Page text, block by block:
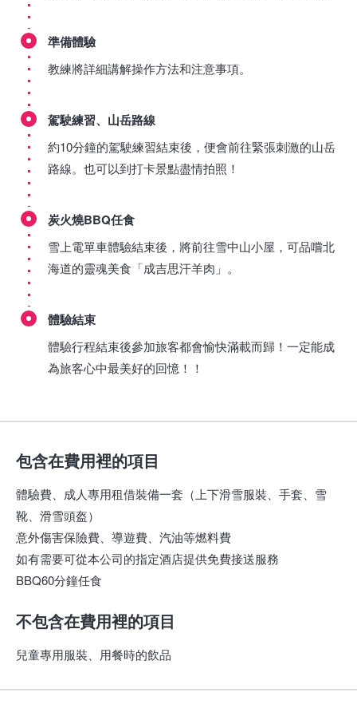
準備體驗
教練將詳細講解操作方法和注意事項。
駕駛練習、山岳路線
約10分鐘的駕駛練習結束後，便會前往緊張刺激的山岳
路線。也可以到打卡景點盡情拍照！
炭火燒BBQ任食
雪上電單車體驗結束後，將前往雪中山小屋，可品嚐北
海道的靈魂美食「成吉思汗羊肉」。
體驗結束
體驗行程結束後參加旅客都會愉快滿載而歸！一定能成
為旅客心中最美好的回憶！！
包含在費用裡的項目
體驗費、成人專用租借裝備一套（上下滑雪服裝、手套、雪
靴、滑雪頭盔）
意外傷害保險費、導遊費、汽油等燃料費
如有需要可從本公司的指定酒店提供免費接送服務
BBQ60分鐘任食
不包含在費用裡的項目
兒童專用服裝、用餐時的飲品